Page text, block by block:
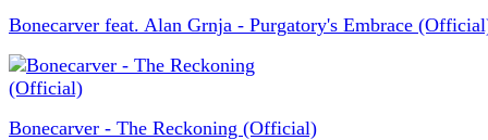
Bonecarver feat. Alan Grnja - Purgatory's Embrace
Bonecarver - The Reckoning (Official)